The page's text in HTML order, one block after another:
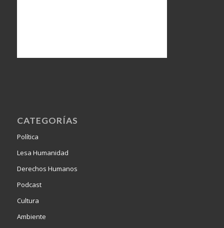
CATEGORÍAS
Política
Lesa Humanidad
Derechos Humanos
Podcast
Cultura
Ambiente